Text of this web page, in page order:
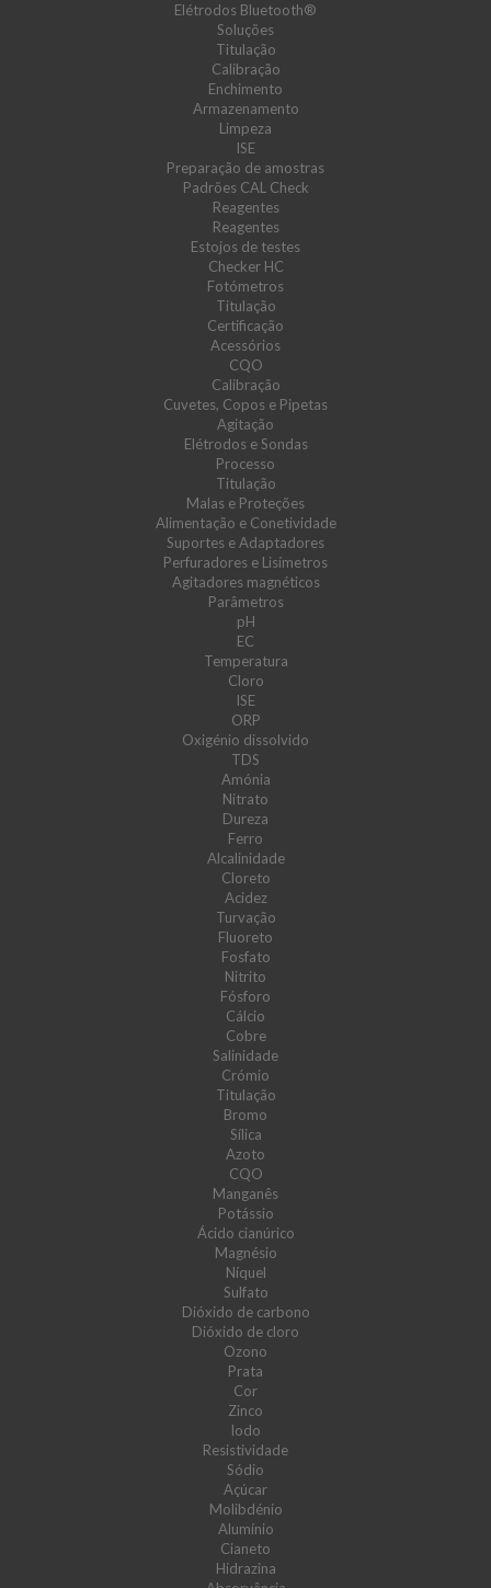
Elétrodos Bluetooth®
Soluções
Titulação
Calibração
Enchimento
Armazenamento
Limpeza
ISE
Preparação de amostras
Padrões CAL Check
Reagentes
Reagentes
Estojos de testes
Checker HC
Fotómetros
Titulação
Certificação
Acessórios
CQO
Calibração
Cuvetes, Copos e Pipetas
Agitação
Elétrodos e Sondas
Processo
Titulação
Malas e Proteções
Alimentação e Conetividade
Suportes e Adaptadores
Perfuradores e Lisímetros
Agitadores magnéticos
Parâmetros
pH
EC
Temperatura
Cloro
ISE
ORP
Oxigénio dissolvido
TDS
Amónia
Nitrato
Dureza
Ferro
Alcalinidade
Cloreto
Acidez
Turvação
Fluoreto
Fosfato
Nitrito
Fósforo
Cálcio
Cobre
Salinidade
Crómio
Titulação
Bromo
Sílica
Azoto
CQO
Manganês
Potássio
Ácido cianúrico
Magnésio
Níquel
Sulfato
Dióxido de carbono
Dióxido de cloro
Ozono
Prata
Cor
Zinco
Iodo
Resistividade
Sódio
Açúcar
Molibdénio
Alumínio
Cianeto
Hidrazina